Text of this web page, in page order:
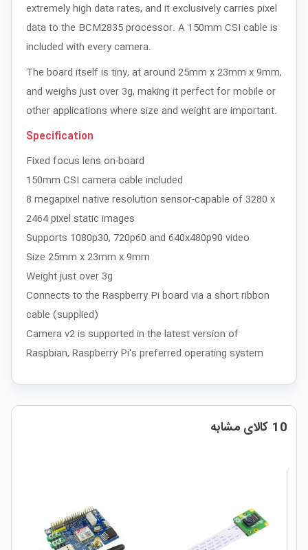
extremely high data rates, and it exclusively carries pixel
data to the BCM2835 processor. A 150mm CSI cable is
included with every camera.
The board itself is tiny, at around 25mm x 23mm x 9mm,
and weighs just over 3g, making it perfect for mobile or
other applications where size and weight are important.
Specification
Fixed focus lens on-board
150mm CSI camera cable included
8 megapixel native resolution sensor-capable of 3280 x
2464 pixel static images
Supports 1080p30, 720p60 and 640x480p90 video
Size 25mm x 23mm x 9mm
Weight just over 3g
Connects to the Raspberry Pi board via a short ribbon
cable (supplied)
Camera v2 is supported in the latest version of
Raspbian, Raspberry Pi's preferred operating system
10 کالای مشابه